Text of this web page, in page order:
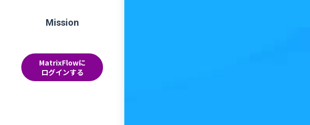
Mission
MatrixFlowに
ログインする